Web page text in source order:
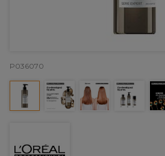
P036070